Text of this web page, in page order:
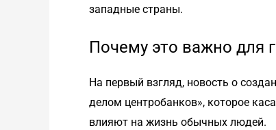
западные страны.
Почему это важно для
На первый взгляд, новость о
делом центробанков», которое
влияют на жизнь обычных людей.